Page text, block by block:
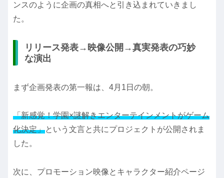
ンスのように企画の真相へと引き込まれていきまし
た。
リリース発表→映像公開→真実発表の巧妙
な演出
まず企画発表の第一報は、4月1日の朝。
「新感覚！学園×謎解きエンターテインメントがゲーム
化決定」という文言と共にプロジェクトが公開されま
した。
次に、プロモーション映像とキャラクター紹介ページ